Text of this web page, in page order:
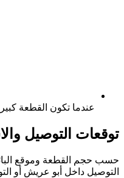
عندما تكون القطعة
توقعات التوصيل
حسب حجم القطعة وموقع
التوصيل داخل أبو عريش أو